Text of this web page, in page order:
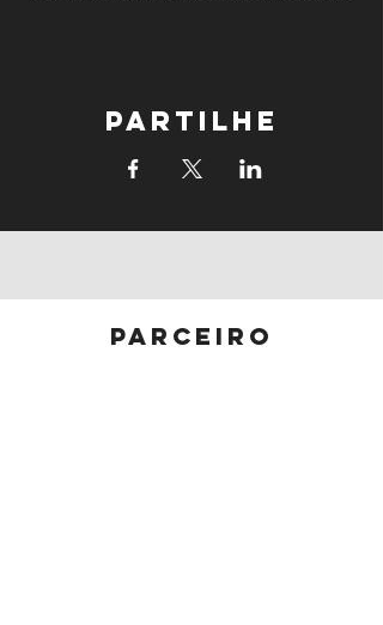
Partilhe
parceiro